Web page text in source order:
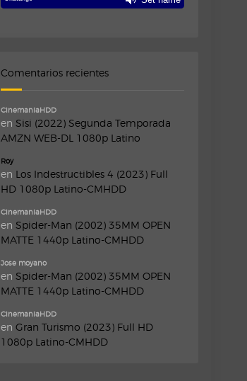
Comentarios recientes
CinemaniaHDD
en Sisi (2022) Segunda Temporada
AMZN WEB-DL 1080p Latino
Roy
en Los Indestructibles 4 (2023) Full
HD 1080p Latino-CMHDD
CinemaniaHDD
en Spider-Man (2002) 35MM OPEN
MATTE 1440p Latino-CMHDD
Jose moyano
en Spider-Man (2002) 35MM OPEN
MATTE 1440p Latino-CMHDD
CinemaniaHDD
en Gran Turismo (2023) Full HD
1080p Latino-CMHDD